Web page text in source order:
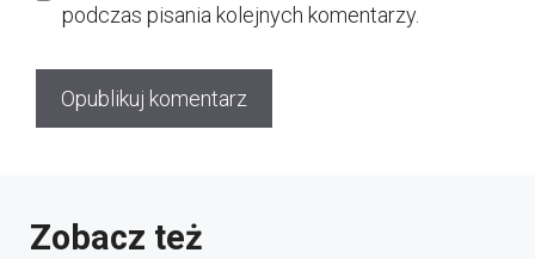
podczas pisania kolejnych komentarzy.
Zobacz też